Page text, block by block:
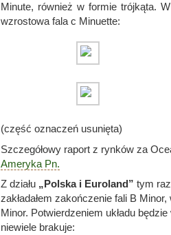
Minute, również w formie trójkąta.
wzrostowa fala c Minuette:
(część oznaczeń usunięta)
Szczegółowy raport z rynków za
Ameryka Pn.
Z działu „Polska i Euroland” tym
zakładałem zakończenie fali B
Minor. Potwierdzeniem układu
niewiele brakuje: